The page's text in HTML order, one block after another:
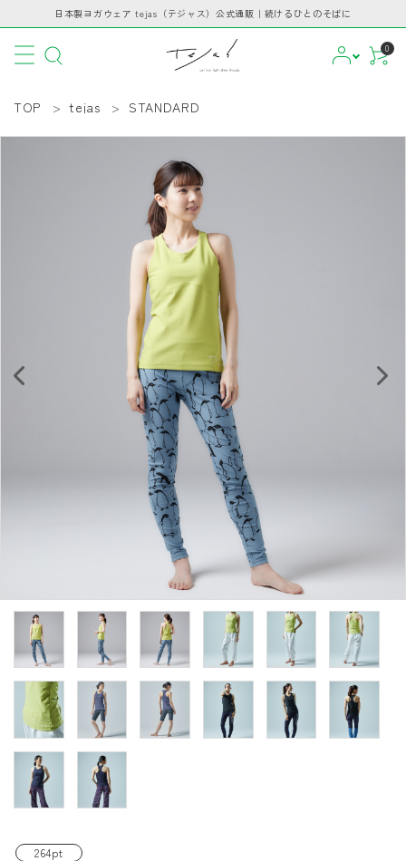
日本製ヨガウェア tejas（テジャス）公式通販｜続けるひとのそばに
0
GUIDE
person 新規会員登録
TOP tejas STANDARD
264pt